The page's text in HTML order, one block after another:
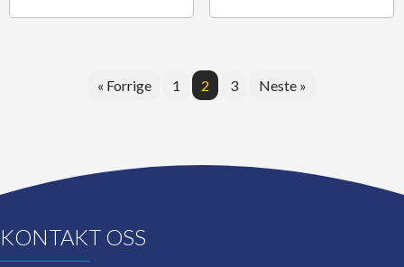
« Forrige 1 2 3 Neste »
KONTAKT OSS